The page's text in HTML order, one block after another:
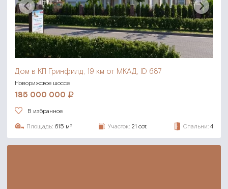
Дом в КП Гринфилд, 19 км от МКАД, ID 687
Новорижское шоссе
185 000 000
В избранное
Площадь: 615 м² Участок: 21 сот. Спальни: 4